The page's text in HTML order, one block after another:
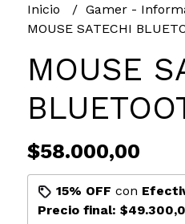
Inicio Gamer -
MOUSE SATECHI
MOUSE
$58.000,00
15% OFF con
Precio final: